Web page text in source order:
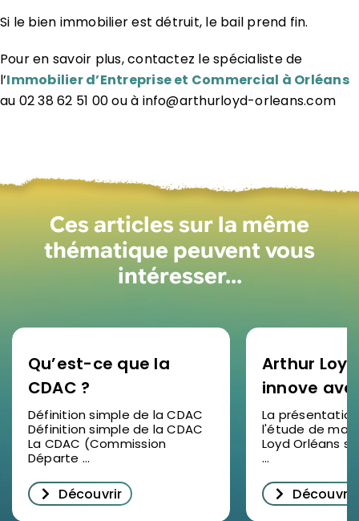
Si le bien immobilier est détruit, le bail prend fin.
Pour en savoir plus, contactez le spécialiste de
l’Immobilier d’Entreprise et Commercial à Orléans
au 02 38 62 51 00 ou à info@arthurloyd-orleans.com
Ces articles sur la même
thématique peuvent vous
intéresser…
Qu’est-ce que la
CDAC ?
Définition simple de la CDAC
Définition simple de la CDAC
La CDAC (Commission
Départe ...
Découvrir
Arthur
innove
étude de
2025 en
succès
décrypter
La
l'étude de
Loyd Orléans
...
Découvrir